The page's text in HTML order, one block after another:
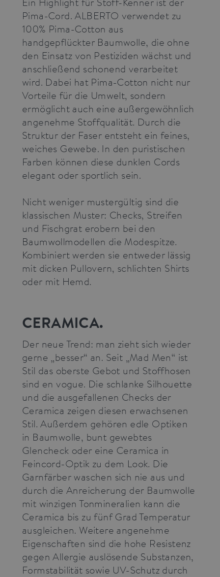
Pima-Cord. ALBERTO verwendet zu
100% Pima-Cotton aus
handgepflückter Baumwolle, die ohne
den Einsatz von Pestiziden wächst und
anschließend schonend verarbeitet
wird. Dabei hat Pima-Cotton nicht nur
Vorteile für die Umwelt, sondern
ermöglicht auch eine außergewöhnlich
angenehme Stoffqualität. Durch die
Struktur der Faser entsteht ein feines,
weiches Gewebe. In den puristischen
Farben können diese dunklen Cords
elegant oder sportlich sein.
Nicht weniger mustergültig sind die
klassischen Muster: Checks, Streifen
und Fischgrat erobern bei den
Baumwollmodellen die Modespitze.
Kombiniert werden sie entweder lässig
mit dicken Pullovern, schlichten Shirts
oder mit Hemd.
CERAMICA.
Der neue Trend: man zieht sich wieder
gerne „besser“ an. Seit „Mad Men“ ist
Stil das oberste Gebot und Stoffhosen
sind en vogue. Die schlanke Silhouette
und die ausgefallenen Checks der
Ceramica zeigen diesen erwachsenen
Stil. Außerdem gehören edle Optiken
in Baumwolle, bunt gewebtes
Glencheck oder eine Ceramica in
Feincord-Optik zu dem Look. Die
Garnfärber waschen sich nie aus und
durch die Anreicherung der Baumwolle
mit winzigen Tonmineralien kann die
Ceramica bis zu fünf Grad Temperatur
ausgleichen. Weitere angenehme
Eigenschaften sind die hohe Resistenz
gegen Allergie auslösende Substanzen,
Formstabilität sowie UV-Schutz durch